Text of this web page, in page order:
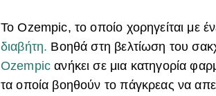
ΤοOzempic, το οποίο χορηγείται με
διαβήτη. Βοηθά στη βελτίωση του
Ozempic ανήκει σε μια κατηγορία
τα οποία βοηθούν το πάγκρεας να